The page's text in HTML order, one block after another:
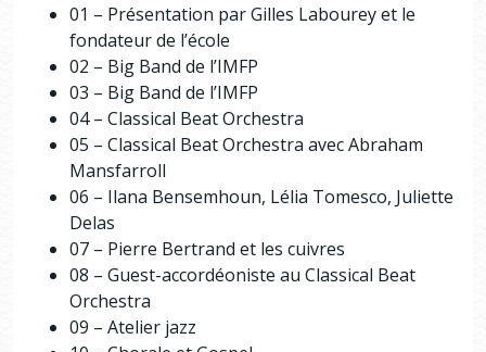
01 – Présentation par Gilles Labourey et le
fondateur de l’école
02 – Big Band de l’IMFP
03 – Big Band de l’IMFP
04 – Classical Beat Orchestra
05 – Classical Beat Orchestra avec Abraham
Mansfarroll
06 – Ilana Bensemhoun, Lélia Tomesco, Juliette
Delas
07 – Pierre Bertrand et les cuivres
08 – Guest-accordéoniste au Classical Beat
Orchestra
09 – Atelier jazz